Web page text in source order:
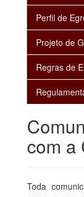
Perfil de
Projeto de
Regras de
com a
Toda